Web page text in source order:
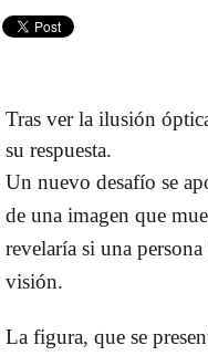
Tras ver la ilusión
su respuesta.
Un nuevo desafío se
de una imagen que
revelaría si una
visión.
La figura, que se